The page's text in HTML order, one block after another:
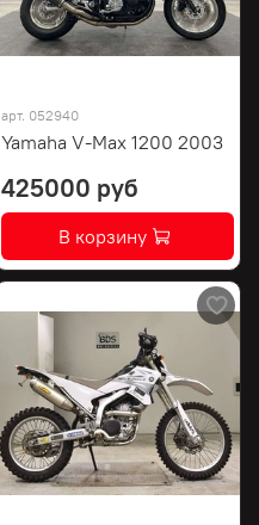
арт. 052940
Yamaha V-Max 1200 2003
425000 руб
В корзину